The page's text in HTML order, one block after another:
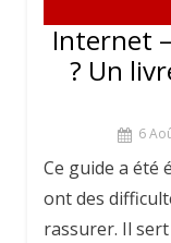
Internet
? Un
6
Ce guide a été
ont des
rassurer. Il